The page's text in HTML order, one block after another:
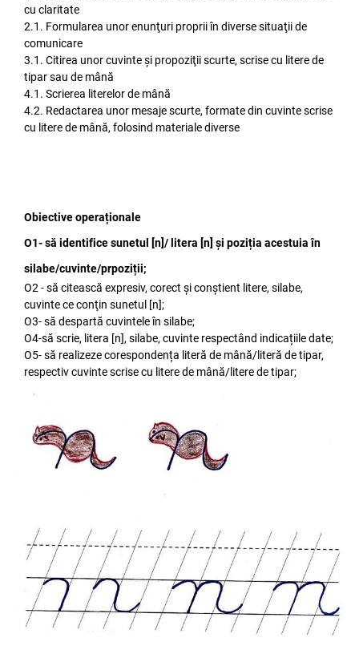
cu claritate
2.1. Formularea unor enunţuri proprii în diverse situaţii de
comunicare
3.1. Citirea unor cuvinte şi propoziţii scurte, scrise cu litere de
tipar sau de mână
4.1. Scrierea literelor de mână
4.2. Redactarea unor mesaje scurte, formate din cuvinte scrise
cu litere de mână, folosind materiale diverse
Obiective operaționale
O1- să identifice sunetul [n]/ litera [n] și poziția acestuia în
silabe/cuvinte/prpoziții;
O2 - să citească expresiv, corect și conştient litere, silabe,
cuvinte ce conţin sunetul [n];
O3- să despartă cuvintele în silabe;
O4-să scrie, litera [n], silabe, cuvinte respectând indicațiile date;
O5- să realizeze corespondența literă de mână/literă de tipar,
respectiv cuvinte scrise cu litere de mână/litere de tipar;